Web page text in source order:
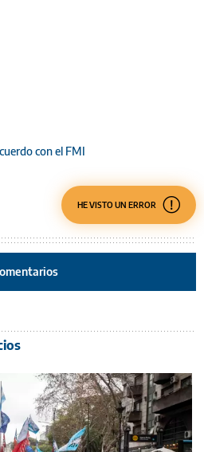
con el FMI
HE VISTO UN ERROR